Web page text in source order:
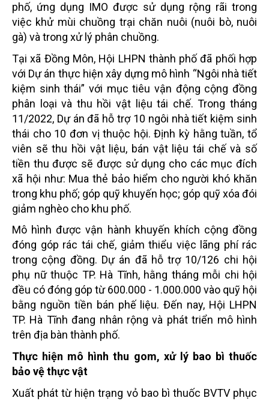
phố, ứng dụng IMO được sử dụng rộng rãi trong
việc khử mùi chuồng trại chăn nuôi (nuôi bò, nuôi
gà) và trong xử lý phân chuồng.
Tại xã Đồng Môn, Hội LHPN thành phố đã phối hợp
với Dự án thực hiện xây dựng mô hình “Ngôi nhà tiết
kiệm sinh thái” với mục tiêu vận động cộng đồng
phân loại và thu hồi vật liệu tái chế. Trong tháng
11/2022, Dự án đã hỗ trợ 10 ngôi nhà tiết kiệm sinh
thái cho 10 đơn vị thuộc hội. Định kỳ hằng tuần, tổ
viên sẽ thu hồi vật liệu, bán vật liệu tái chế và số
tiền thu được sẽ được sử dụng cho các mục đích
xã hội như: Mua thẻ bảo hiểm cho người khó khăn
trong khu phố; góp quỹ khuyến học; góp quỹ xóa đói
giảm nghèo cho khu phố.
Mô hình được vận hành khuyến khích cộng đồng
đóng góp rác tái chế, giảm thiểu việc lãng phí rác
trong cộng đồng. Dự án đã hỗ trợ 10/126 chi hội
phụ nữ thuộc TP. Hà Tĩnh, hằng tháng mỗi chi hội
đều có đóng góp từ 600.000 - 1.000.000 vào quỹ hội
bằng nguồn tiền bán phế liệu. Đến nay, Hội LHPN
TP. Hà Tĩnh đang nhân rộng và phát triển mô hình
trên địa bàn thành phố.
Thực hiện mô hình thu gom, xử lý bao bì thuốc
bảo vệ thực vật
Xuất phát từ hiện trạng vỏ bao bì thuốc BVTV phục